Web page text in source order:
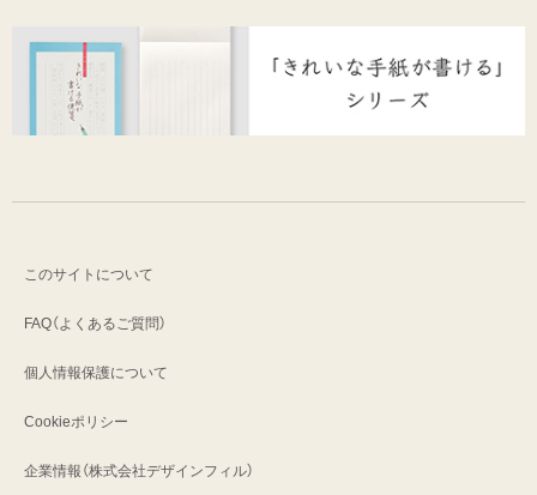
このサイトについて
FAQ（よくあるご質問）
個人情報保護について
Cookieポリシー
企業情報（株式会社デザインフィル）